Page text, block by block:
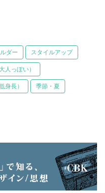
ダー スタイルアップ
人っぽい）
身長） 季節・夏